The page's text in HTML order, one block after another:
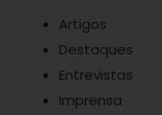
Artigos
Destaques
Entrevistas
Imprensa